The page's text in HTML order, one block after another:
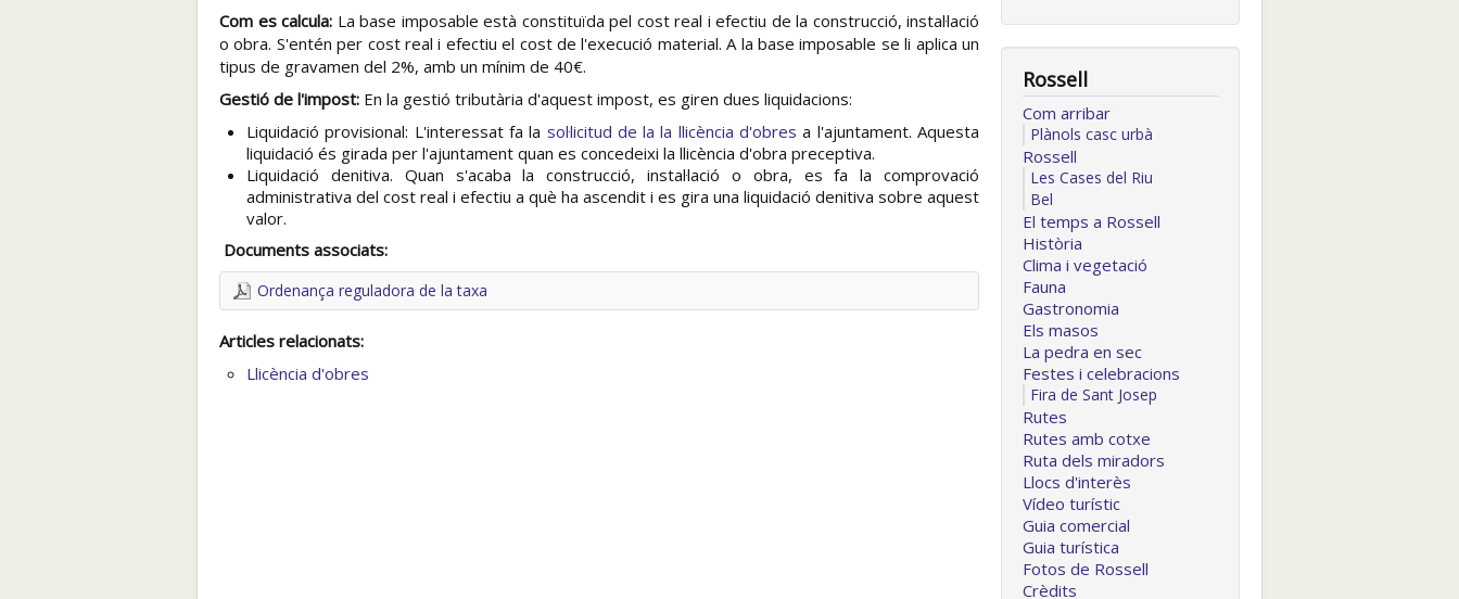
Com es calcula: La base imposable està constituïda pel cost real i efectiu de la construcció, instal·lació
o obra. S'entén per cost real i efectiu el cost de l'execució material. A la base imposable se li aplica un
tipus de gravamen del 2%, amb un mínim de 40€.
Gestió de l'impost: En la gestió tributària d'aquest impost, es giren dues liquidacions:
Liquidació provisional: L'interessat fa la sol·licitud de la la llicència d'obres a l'ajuntament. Aquesta
liquidació és girada per l'ajuntament quan es concedeixi la llicència d'obra preceptiva.
Liquidació definitiva. Quan s'acaba la construcció, instal·lació o obra, es fa la comprovació
administrativa del cost real i efectiu a què ha ascendit i es gira una liquidació definitiva sobre aquest
valor.
Documents associats:
Ordenança reguladora de la taxa
Articles relacionats:
Llicència d'obres
Rossell
Com arribar
Plànols casc urbà
Rossell
Les Cases del Riu
Bel
El temps a Rossell
Història
Clima i vegetació
Fauna
Gastronomia
Els masos
La pedra en sec
Festes i celebracions
Fira de Sant Josep
Rutes
Rutes amb cotxe
Ruta dels miradors
Llocs d'interès
Vídeo turístic
Guia comercial
Guia turística
Fotos de Rossell
Crèdits